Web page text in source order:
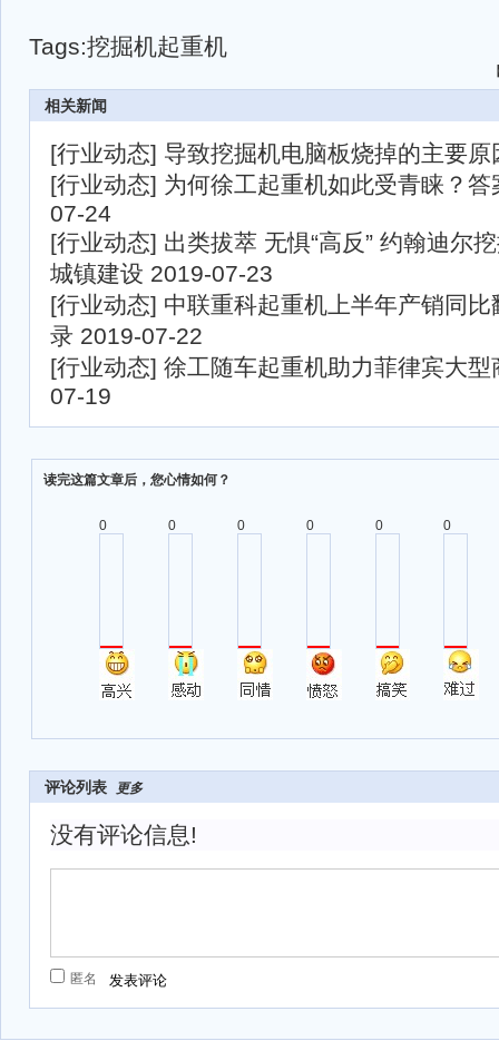
Tags:挖掘机起重机
相关新闻
[行业动态] 导致挖掘机电脑板烧掉的主要原
[行业动态] 为何徐工起重机如此受青睐？
07-24
[行业动态] 出类拔萃 无惧“高反” 约翰迪尔
城镇建设 2019-07-23
[行业动态] 中联重科起重机上半年产销同
录 2019-07-22
[行业动态] 徐工随车起重机助力菲律宾大型
07-19
读完这篇文章后，您心情如何？
0 0 0 0 0 0
评论列表 更多
没有评论信息!
匿名